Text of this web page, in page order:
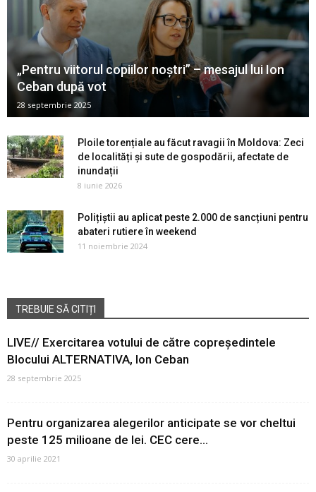
„Pentru viitorul copiilor noștri” – mesajul lui Ion
Ceban după vot
28 septembrie 2025
Ploile torențiale au făcut ravagii în Moldova: Zeci
de localități și sute de gospodării, afectate de
inundații
8 iunie 2026
Polițiștii au aplicat peste 2.000 de sancțiuni pentru
abateri rutiere în weekend
11 noiembrie 2024
TREBUIE SĂ CITIȚI
LIVE// Exercitarea votului de către copreședintele
Blocului ALTERNATIVA, Ion Ceban
28 septembrie 2025
Pentru organizarea alegerilor anticipate se vor cheltui
peste 125 milioane de lei. CEC cere...
30 aprilie 2021